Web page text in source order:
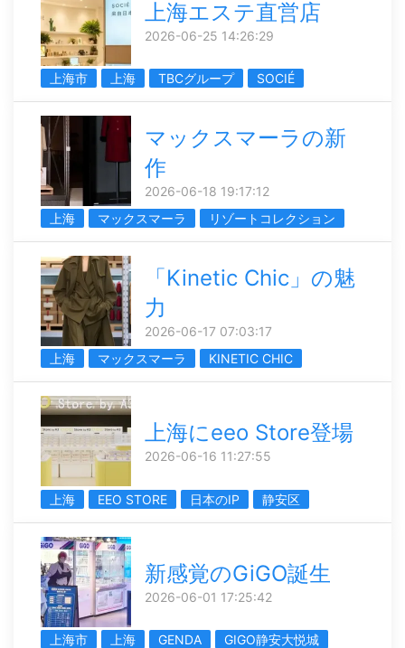
上海エステ直営店
2026-06-25 14:26:29
上海市 上海 TBCグループ SOCIÉ
マックスマーラの新
作
2026-06-18 19:17:12
上海
マックスマーラ リゾートコレクション
「Kinetic Chic」の魅
力
2026-06-17 07:03:17
上海
マックスマーラ KINETIC CHIC
上海にeeo Store登場
2026-06-16 11:27:55
上海 EEO STORE 日本のIP 静安区
新感覚のGiGO誕生
2026-06-01 17:25:42
上海市 上海 GENDA GIGO静安大悦城